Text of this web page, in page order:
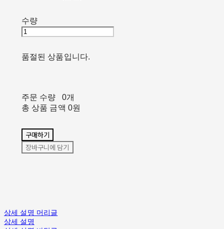
수량
품절된 상품입니다.
주문 수량
0개
총 상품 금액 0원
구매하기
장바구니에 담기
상세 설명 머리글
상세 설명